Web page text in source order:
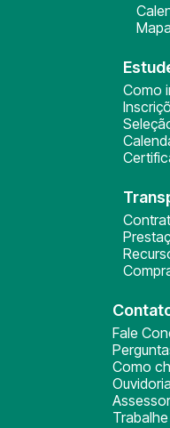
Como
Fale
Como
Ouvidoria